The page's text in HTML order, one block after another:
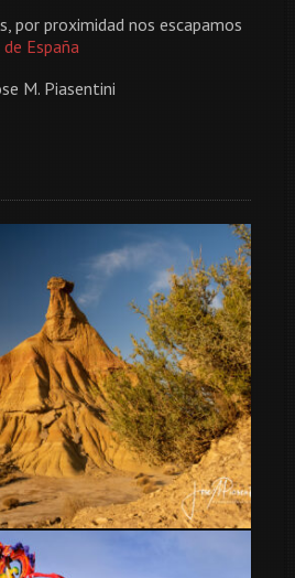
por proximidad nos escapamos
España
M. Piasentini